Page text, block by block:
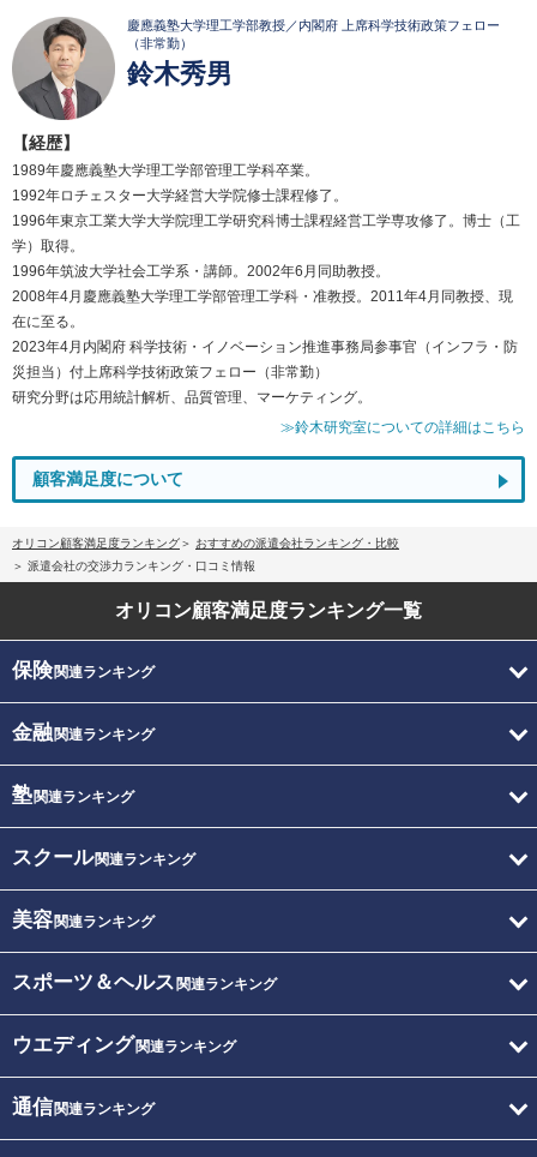
慶應義塾大学理工学部教授／内閣府 上席科学技術政策フェロー
（非常勤）
鈴木秀男
【経歴】
1989年慶應義塾大学理工学部管理工学科卒業。
1992年ロチェスター大学経営大学院修士課程修了。
1996年東京工業大学大学院理工学研究科博士課程経営工学専攻修了。博士（工
学）取得。
1996年筑波大学社会工学系・講師。2002年6月同助教授。
2008年4月慶應義塾大学理工学部管理工学科・准教授。2011年4月同教授、現
在に至る。
2023年4月内閣府 科学技術・イノベーション推進事務局参事官（インフラ・防
災担当）付上席科学技術政策フェロー（非常勤）
研究分野は応用統計解析、品質管理、マーケティング。
≫鈴木研究室についての詳細はこちら
顧客満足度について
オリコン顧客満足度ランキング
おすすめの派遣会社ランキング・比較
派遣会社の交渉力ランキング・口コミ情報
オリコン顧客満足度ランキング一覧
保険関連ランキング
金融関連ランキング
塾関連ランキング
スクール関連ランキング
美容関連ランキング
スポーツ＆ヘルス 関連ランキング
ウエディング関連ランキング
通信関連ランキング